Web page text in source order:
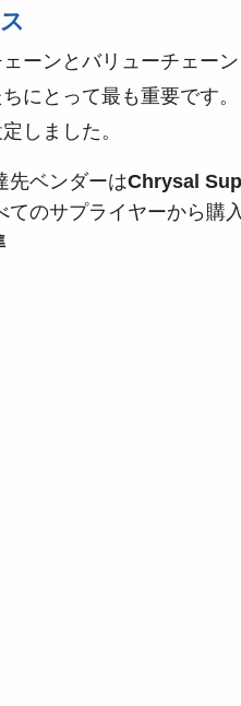
ーンとバリューチェー
にとって最も重要です
しました。
先ベンダーはChrysal
てのサプライヤーから購